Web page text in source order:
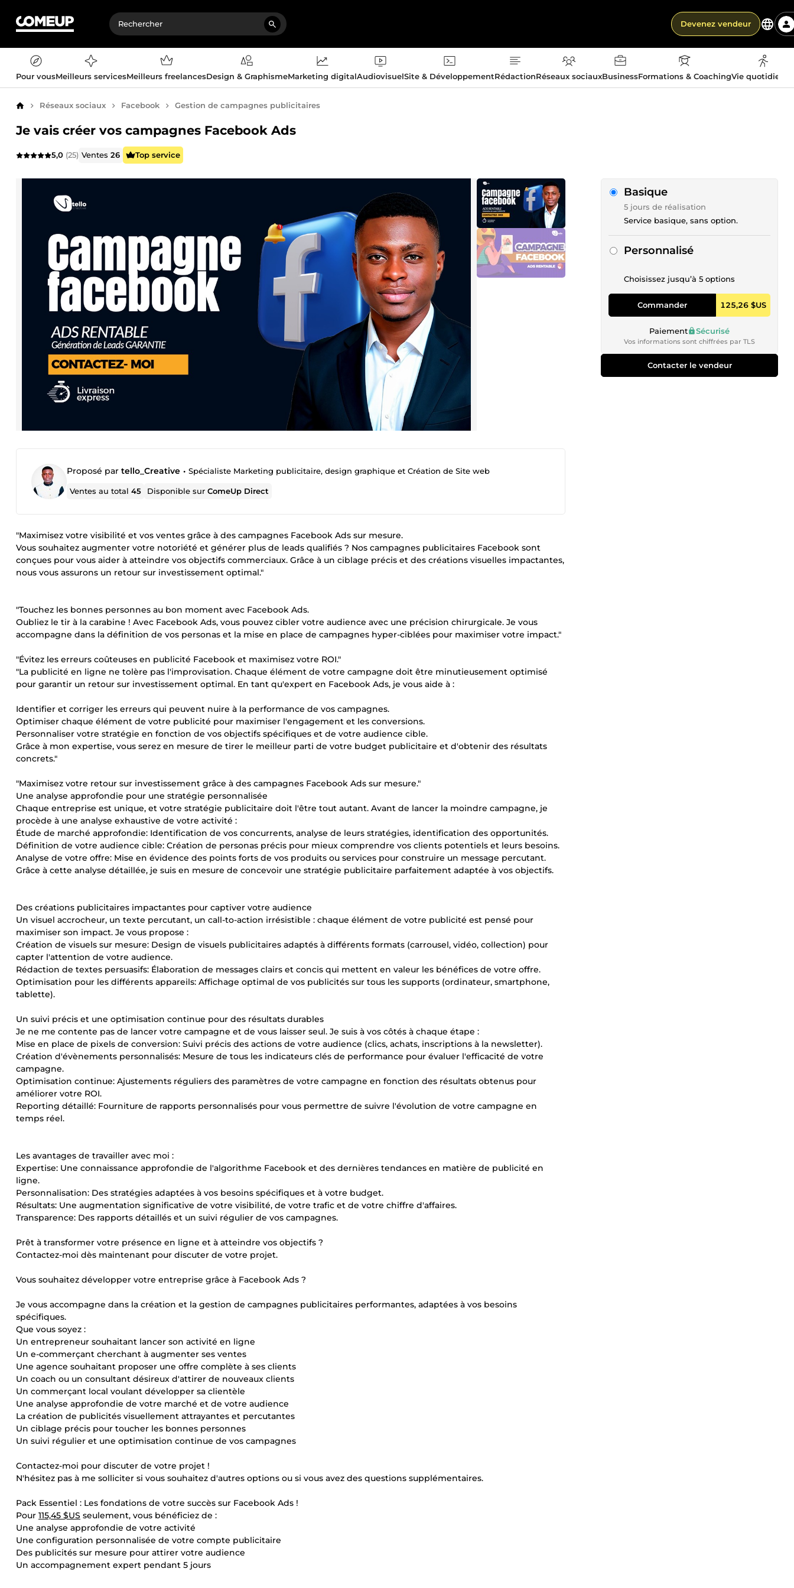
Devenez vendeur
Pour vousMeilleurs servicesMeilleurs freelancesDesign & GraphismeMarketing digitalAudiovisuelSite & DéveloppementRédactionRéseaux sociauxBusinessFormations & CoachingVie
AccueilRéseaux sociaux Facebook Gestion de campagnes publicitaires
Je vais créer vos campagnes Facebook Ads
5,0 (25) Ventes26 Top service
Proposé par tello_Creative • Spécialiste Marketing publicitaire, design graphique et Création de Site web
Ventes au total45 Disponible surComeUp Direct
"Maximisez votre visibilité et vos ventes grâce à des campagnes Facebook Ads sur mesure.
Vous souhaitez augmenter votre notoriété et générer plus de leads qualifiés ? Nos campagnes publicitaires Facebook sont
conçues pour vous aider à atteindre vos objectifs commerciaux. Grâce à un ciblage précis et des créations visuelles impactantes,
nous vous assurons un retour sur investissement optimal."
"Touchez les bonnes personnes au bon moment avec Facebook Ads.
Oubliez le tir à la carabine ! Avec Facebook Ads, vous pouvez cibler votre audience avec une précision chirurgicale. Je vous
accompagne dans la définition de vos personas et la mise en place de campagnes hyper-ciblées pour maximiser votre impact."
"Évitez les erreurs coûteuses en publicité Facebook et maximisez votre ROI."
"La publicité en ligne ne tolère pas l'improvisation. Chaque élément de votre campagne doit être minutieusement optimisé
pour garantir un retour sur investissement optimal. En tant qu'expert en Facebook Ads, je vous aide à :
Identifier et corriger les erreurs qui peuvent nuire à la performance de vos campagnes.
Optimiser chaque élément de votre publicité pour maximiser l'engagement et les conversions.
Personnaliser votre stratégie en fonction de vos objectifs spécifiques et de votre audience cible.
Grâce à mon expertise, vous serez en mesure de tirer le meilleur parti de votre budget publicitaire et d'obtenir des résultats
concrets."
"Maximisez votre retour sur investissement grâce à des campagnes Facebook Ads sur mesure."
Une analyse approfondie pour une stratégie personnalisée
Chaque entreprise est unique, et votre stratégie publicitaire doit l'être tout autant. Avant de lancer la moindre campagne, je
procède à une analyse exhaustive de votre activité :
Étude de marché approfondie: Identification de vos concurrents, analyse de leurs stratégies, identification des opportunités.
Définition de votre audience cible: Création de personas précis pour mieux comprendre vos clients potentiels et leurs besoins.
Analyse de votre offre: Mise en évidence des points forts de vos produits ou services pour construire un message percutant.
Grâce à cette analyse détaillée, je suis en mesure de concevoir une stratégie publicitaire parfaitement adaptée à vos objectifs.
Des créations publicitaires impactantes pour captiver votre audience
Un visuel accrocheur, un texte percutant, un call-to-action irrésistible : chaque élément de votre publicité est pensé pour
maximiser son impact. Je vous propose :
Création de visuels sur mesure: Design de visuels publicitaires adaptés à différents formats (carrousel, vidéo, collection) pour
capter l'attention de votre audience.
Rédaction de textes persuasifs: Élaboration de messages clairs et concis qui mettent en valeur les bénéfices de votre offre.
Optimisation pour les différents appareils: Affichage optimal de vos publicités sur tous les supports (ordinateur, smartphone,
tablette).
Un suivi précis et une optimisation continue pour des résultats durables
Je ne me contente pas de lancer votre campagne et de vous laisser seul. Je suis à vos côtés à chaque étape :
Mise en place de pixels de conversion: Suivi précis des actions de votre audience (clics, achats, inscriptions à la newsletter).
Création d'évènements personnalisés: Mesure de tous les indicateurs clés de performance pour évaluer l'efficacité de votre
campagne.
Optimisation continue: Ajustements réguliers des paramètres de votre campagne en fonction des résultats obtenus pour
améliorer votre ROI.
Reporting détaillé: Fourniture de rapports personnalisés pour vous permettre de suivre l'évolution de votre campagne en
temps réel.
Les avantages de travailler avec moi :
Expertise: Une connaissance approfondie de l'algorithme Facebook et des dernières tendances en matière de publicité en
ligne.
Personnalisation: Des stratégies adaptées à vos besoins spécifiques et à votre budget.
Résultats: Une augmentation significative de votre visibilité, de votre trafic et de votre chiffre d'affaires.
Transparence: Des rapports détaillés et un suivi régulier de vos campagnes.
Prêt à transformer votre présence en ligne et à atteindre vos objectifs ?
Contactez-moi dès maintenant pour discuter de votre projet.
Vous souhaitez développer votre entreprise grâce à Facebook Ads ?
Je vous accompagne dans la création et la gestion de campagnes publicitaires performantes, adaptées à vos besoins
spécifiques.
Que vous soyez :
Un entrepreneur souhaitant lancer son activité en ligne
Un e-commerçant cherchant à augmenter ses ventes
Une agence souhaitant proposer une offre complète à ses clients
Un coach ou un consultant désireux d'attirer de nouveaux clients
Un commerçant local voulant développer sa clientèle
Une analyse approfondie de votre marché et de votre audience
La création de publicités visuellement attrayantes et percutantes
Un ciblage précis pour toucher les bonnes personnes
Un suivi régulier et une optimisation continue de vos campagnes
Contactez-moi pour discuter de votre projet !
N'hésitez pas à me solliciter si vous souhaitez d'autres options ou si vous avez des questions supplémentaires.
Pack Essentiel : Les fondations de votre succès sur Facebook Ads !
Pour 115,45 $US seulement, vous bénéficiez de :
Une analyse approfondie de votre activité
Une configuration personnalisée de votre compte publicitaire
Des publicités sur mesure pour attirer votre audience
Un accompagnement expert pendant 5 jours
Basique
5 jours de réalisation
Service basique, sans option.
Personnalisé
Choisissez jusqu’à 5 options
Commander 125,26 $US
Paiement Sécurisé
Vos informations sont chiffrées par TLS
Contacter le vendeur